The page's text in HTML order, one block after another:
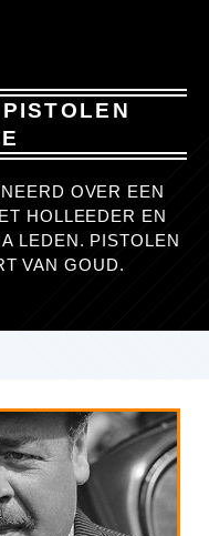
OVER EEN
HOLLEEDER EN
LEDEN. PISTOLEN
VAN GOUD.